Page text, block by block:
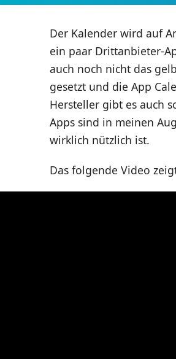
Der Kalender wird auf
ein paar Drittanbieter-
auch noch nicht das
gesetzt und die App
Hersteller gibt es auch
Apps sind in meinen
wirklich nützlich ist.
Das folgende Video